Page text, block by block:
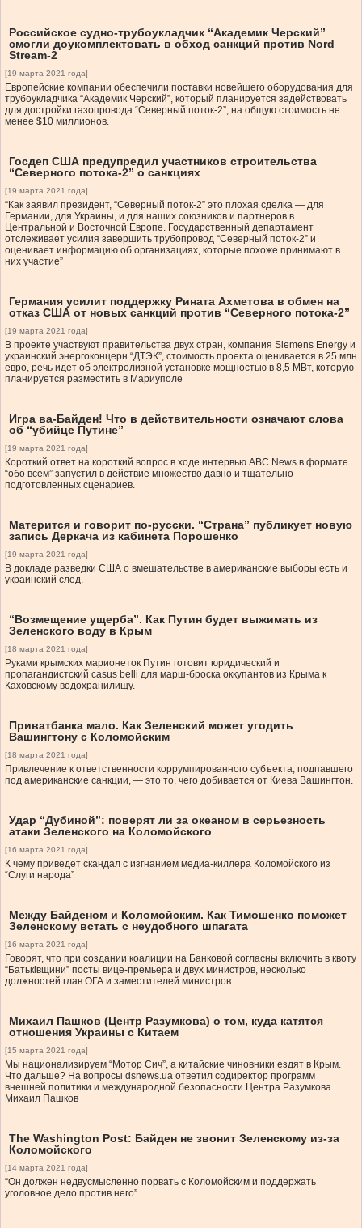
Российское судно-трубоукладчик “Академик Черский”
смогли доукомплектовать в обход санкций против Nord
Stream-2
[19 марта 2021 года]
Европейские компании обеспечили поставки новейшего оборудования для
трубоукладчика “Академик Черский”, который планируется задействовать
для достройки газопровода “Северный поток-2”, на общую стоимость не
менее $10 миллионов.
Госдеп США предупредил участников строительства
“Северного потока-2” о санкциях
[19 марта 2021 года]
“Как заявил президент, “Северный поток-2” это плохая сделка — для
Германии, для Украины, и для наших союзников и партнеров в
Центральной и Восточной Европе. Государственный департамент
отслеживает усилия завершить трубопровод “Северный поток-2” и
оценивает информацию об организациях, которые похоже принимают в
них участие”
Германия усилит поддержку Рината Ахметова в обмен на
отказ США от новых санкций против “Северного потока-2”
[19 марта 2021 года]
В проекте участвуют правительства двух стран, компания Siemens Energy и
украинский энергоконцерн “ДТЭК”, стоимость проекта оценивается в 25 млн
евро, речь идет об электролизной установке мощностью в 8,5 МВт, которую
планируется разместить в Мариуполе
Игра ва-Байден! Что в действительности означают слова
об “убийце Путине”
[19 марта 2021 года]
Короткий ответ на короткий вопрос в ходе интервью ABC News в формате
“обо всем” запустил в действие множество давно и тщательно
подготовленных сценариев.
Матерится и говорит по-русски. “Страна” публикует новую
запись Деркача из кабинета Порошенко
[19 марта 2021 года]
В докладе разведки США о вмешательстве в американские выборы есть и
украинский след.
“Возмещение ущерба”. Как Путин будет выжимать из
Зеленского воду в Крым
[18 марта 2021 года]
Руками крымских марионеток Путин готовит юридический и
пропагандистский casus belli для марш-броска оккупантов из Крыма к
Каховскому водохранилищу.
Приватбанка мало. Как Зеленский может угодить
Вашингтону с Коломойским
[18 марта 2021 года]
Привлечение к ответственности коррумпированного субъекта, подпавшего
под американские санкции, — это то, чего добивается от Киева Вашингтон.
Удар “Дубиной”: поверят ли за океаном в серьезность
атаки Зеленского на Коломойского
[16 марта 2021 года]
К чему приведет скандал с изгнанием медиа-киллера Коломойского из
“Слуги народа”
Между Байденом и Коломойским. Как Тимошенко поможет
Зеленскому встать с неудобного шпагата
[16 марта 2021 года]
Говорят, что при создании коалиции на Банковой согласны включить в квоту
“Батьківщини” посты вице-премьера и двух министров, несколько
должностей глав ОГА и заместителей министров.
Михаил Пашков (Центр Разумкова) о том, куда катятся
отношения Украины с Китаем
[15 марта 2021 года]
Мы национализируем “Мотор Сич”, а китайские чиновники ездят в Крым.
Что дальше? На вопросы dsnews.ua ответил содиректор программ
внешней политики и международной безопасности Центра Разумкова
Михаил Пашков
The Washington Post: Байден не звонит Зеленскому из-за
Коломойского
[14 марта 2021 года]
“Он должен недвусмысленно порвать с Коломойским и поддержать
уголовное дело против него”